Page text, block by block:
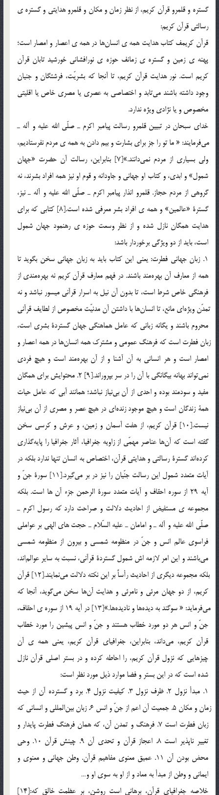
گستره و قلمرو قرآن كريم، از نظر زمان و مكان و قلمرو هدايتي و گستره ي
رسالتي قرآن كريم:
قرآن كريمف كتاب هدايت همه ي انسان‎ها در همه ي اعصار و امصار است؛
پهنه ي زمين و گستره ي زمانف حوزه ي نورافشاني خورشيد تابان قرآن
كريم است. نور هدايت قرآن كريم، تا آنجا كه بشريّت، فرشتگان و جنيان
وجود داشته باشند مي‎تابد و اختصاصي به عصري يا مصري خاص يا اقليتي
مخصوص و يا نژادي ويژه ندارد.
خداي سبحان در تبيين قلمرو رسالت پيامبر اكرم ـ صلّي الله عليه و آله ـ
مي‎فرمايند: « ما تو را جز براي بشارت و بيم دادن به همه ي مردم نفرستاديم،
ولي بسياري از مردم نمي‎دانند.»[7] بنابراين، رسالت آن حضرت «جهان
شمول» و ابدي، و كتاب او جهاني و جاودانه و قوم او نيز همه افراد بشرند، نه
گروهي از مردم حجاز. قلمرو انذار پيامبر اكرم ـ صلّي الله عليه و آله ـ نيز،
گسترة «عالمين» و همه ي افراد بشر معرفي شده است.[8] كتابي كه براي
هدايت همگان نازل شده و از نظر وسعت حوزه ي رهنمود جهان شمول
است، بايد از دو ويژگي برخوردار باشد:
1. زبان جهاني فطرت: يعني اين كتاب بايد به زبان جهاني سخن بگويد تا
همه از معارف آن بهره‎مند باشند. در فهم معارف قرآن كريم نه بهره‎مندي از
فرهنگي خاص شرط است، تا بدون آن نيل به اسرار قرآني ميسور نباشد و نه
تمدّن ويژه‎اي مانع، تا انسان‎ها با داشتن آن مدنيّت مخصوص از لطايف قرآني
محروم باشند و يگانه زباني كه عامل هماهنگي جهان گستردة بشري است،
زبان فطرت است كه فرهنگ عمومي و مشترك همه انسان‎ها در همه اعصار و
امصار است و هر انساني به آن آشنا و از آن بهره‎مند است و هيچ فردي
نمي‎تواند بهانه بيگانگي با آن را در سر بپروراند.[9] 2. محتوايش براي همگان
مفيد و سودمند بوده و احدي از آن بي‎نياز نباشد؛‌ همانند آبي كه عامل حيات
همة زندگان است و هيچ موجود زنده‎اي در هيچ عصر و مصري از آن بي‎نياز
نيست.[10] قرآن كريم، از هفت آسمان و زمين، و عرش و كرسي سخن
گفته است كه آن‎ها عناصر مهمّي از زاويه جغرافيا، آثار جغرافيا را پايه‎گذاري
كرده‎اند گسترة رسالتي و هدايتي قرآن، اختصاص به انسان تنها ندارد بلكه در
آيات متعدد شمول اين رسالت جنّيان را نيز در بر مي‎گيرد.[11] سورة جنّ و
آيه 29 از سوره احقاف و آيات متعدد سورة الرحمن جزء آن ها است. بلكه
مجموعه ي مستفيض از احاديث دلالت و صراحت دارد كه رسول اكرم ـ
صلّي الله عليه و آله ـ و امامان ـ عليه السّلام ـ حجت هاي الهي بر عواملي
فراسوي عالم انس و جنّ در منظومه شمسي و بيرون از منظومه شمسي
مي‎باشند و اين امر لازمه اش شمول گستردة قرآني، نسبت به ساير عوالم‎اند،
بلكه مجموعه ديگري از احاديث رأساً بر اين نكته دلالت مي‎نمايند.[12] قرآن
كريم، از دو جهان مرئي و نامرئي و هدايت آن‎ها سخن مي‎گويد، آنجا كه‌
مي‎فرمايد: « سوگند به ديده‎ها و ناديده‎ها.»[13] در آيه 19 از سوره ي احقاف،
جنّ و انس هر دو مورد خطاب هستند و جنّ و انس پيشين را مورد خطاب
قرآن كريم، مي‎داند، بنابراين، جغرافياي قرآن كريم، يعني همه ي آن
چيزهايي كه نزول قرآن كريم، را احاطه كرده و در بستر اصلي قرآن نازل
شده است كه در اين بستر و فضا موارد ذيل مورد نظر است:
1. مبدأ نزول 2. ظرف نزول 3. كيفيت نزول 4. برد و گسترده آن از حيث
زمان و مكان 5. جمعيت آن اعم از جنّ و انس 6. زبان بين‎المللي و انساني كه
زبان فطرت است 7. فرهنگ و تمدن آن، كه همان فرهنگ فطرت پايدار و
تغيير ناپذير است 8. اعجاز قرآن و تحدي آن 9. چينش قرآن 10. وحي
محض بودن آن 11. عميق معنوي مفاهيم قرآن. وطن جهاني و معنوي و
ايماني و وطن از مبدأ به معاد و از او به سوي او و…
خلاصه جغرافياي قرآن، برهاني است روشن، بر عظمت خالق كه:[14]